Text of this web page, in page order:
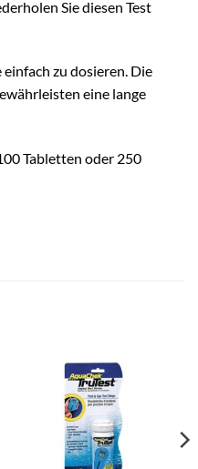
Sie diesen Test
zu dosieren. Die
eine lange
Tabletten oder 250